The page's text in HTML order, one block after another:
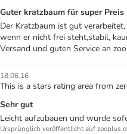
Guter kratzbaum für super Preis
Der Kratzbaum ist gut
wenn er nicht frei steht,stabil,
Versand und guten Service an
18.06.16
This is a stars rating area from
Sehr gut
Leicht aufzubauen und wurde
Ursprünglich veröffentlicht auf